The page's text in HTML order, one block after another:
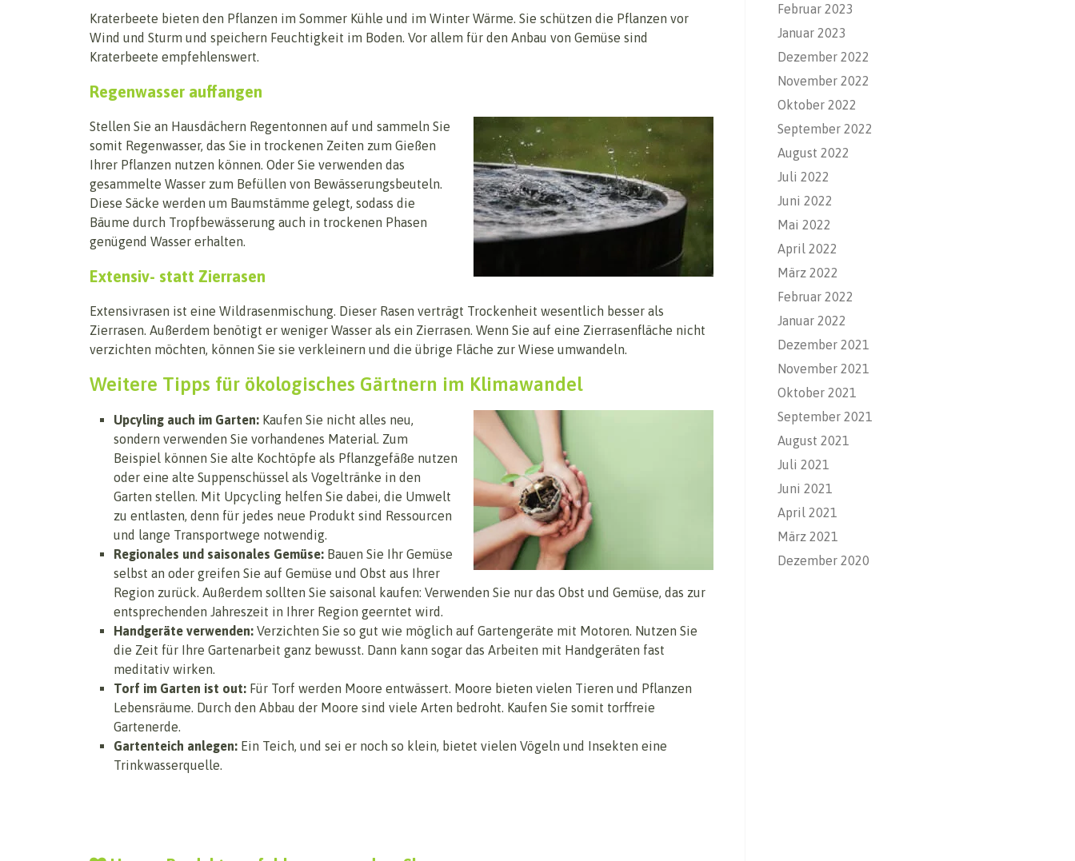
Kraterbeete bieten den Pflanzen im Sommer Kühle und im Winter Wärme. Sie schützen die Pflanzen vor
Wind und Sturm und speichern Feuchtigkeit im Boden. Vor allem für den Anbau von Gemüse sind
Kraterbeete empfehlenswert.
Regenwasser auffangen
Stellen Sie an Hausdächern Regentonnen auf und sammeln Sie
somit Regenwasser, das Sie in trockenen Zeiten zum Gießen
Ihrer Pflanzen nutzen können. Oder Sie verwenden das
gesammelte Wasser zum Befüllen von Bewässerungsbeuteln.
Diese Säcke werden um Baumstämme gelegt, sodass die
Bäume durch Tropfbewässerung auch in trockenen Phasen
genügend Wasser erhalten.
Extensiv- statt Zierrasen
Extensivrasen ist eine Wildrasenmischung. Dieser Rasen verträgt Trockenheit wesentlich besser als
Zierrasen. Außerdem benötigt er weniger Wasser als ein Zierrasen. Wenn Sie auf eine Zierrasenfläche nicht
verzichten möchten, können Sie sie verkleinern und die übrige Fläche zur Wiese umwandeln.
Weitere Tipps für ökologisches Gärtnern im Klimawandel
Upcyling auch im Garten: Kaufen Sie nicht alles neu,
sondern verwenden Sie vorhandenes Material. Zum
Beispiel können Sie alte Kochtöpfe als Pflanzgefäße nutzen
oder eine alte Suppenschüssel als Vogeltränke in den
Garten stellen. Mit Upcycling helfen Sie dabei, die Umwelt
zu entlasten, denn für jedes neue Produkt sind Ressourcen
und lange Transportwege notwendig.
Regionales und saisonales Gemüse: Bauen Sie Ihr Gemüse
selbst an oder greifen Sie auf Gemüse und Obst aus Ihrer
Region zurück. Außerdem sollten Sie saisonal kaufen: Verwenden Sie nur das Obst und Gemüse, das zur
entsprechenden Jahreszeit in Ihrer Region geerntet wird.
Handgeräte verwenden: Verzichten Sie so gut wie möglich auf Gartengeräte mit Motoren. Nutzen Sie
die Zeit für Ihre Gartenarbeit ganz bewusst. Dann kann sogar das Arbeiten mit Handgeräten fast
meditativ wirken.
Torf im Garten ist out: Für Torf werden Moore entwässert. Moore bieten vielen Tieren und Pflanzen
Lebensräume. Durch den Abbau der Moore sind viele Arten bedroht. Kaufen Sie somit torffreie
Gartenerde.
Gartenteich anlegen: Ein Teich, und sei er noch so klein, bietet vielen Vögeln und Insekten eine
Trinkwasserquelle.
Februar 2023
Januar 2023
Dezember 2022
November 2022
Oktober 2022
September 2022
August 2022
Juli 2022
Juni 2022
Mai 2022
April 2022
März 2022
Februar 2022
Januar 2022
Dezember 2021
November 2021
Oktober 2021
September 2021
August 2021
Juli 2021
Juni 2021
April 2021
März 2021
Dezember 2020